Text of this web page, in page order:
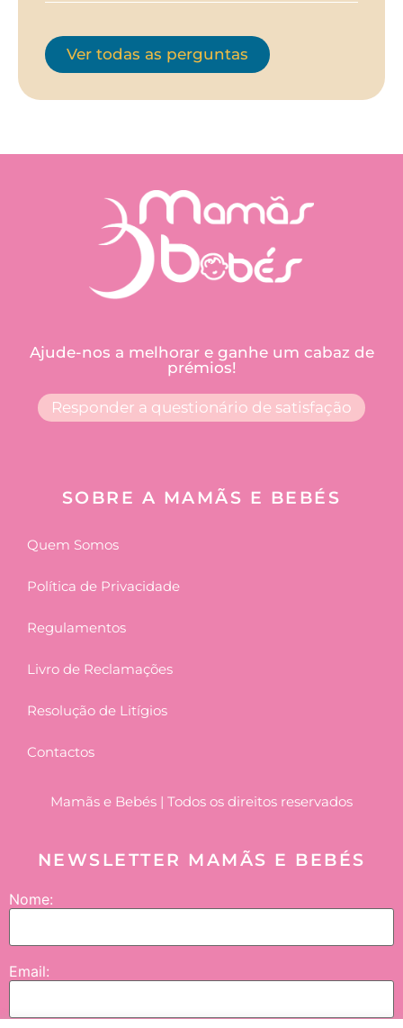
Ver todas as perguntas
Ajude-nos a melhorar e ganhe um cabaz de
prémios!
Responder a questionário de satisfação
SOBRE A MAMÃS E BEBÉS
Quem Somos
Política de Privacidade
Regulamentos
Livro de Reclamações
Resolução de Litígios
Contactos
Mamãs e Bebés | Todos os direitos reservados
NEWSLETTER MAMÃS E BEBÉS
Nome:
Email: